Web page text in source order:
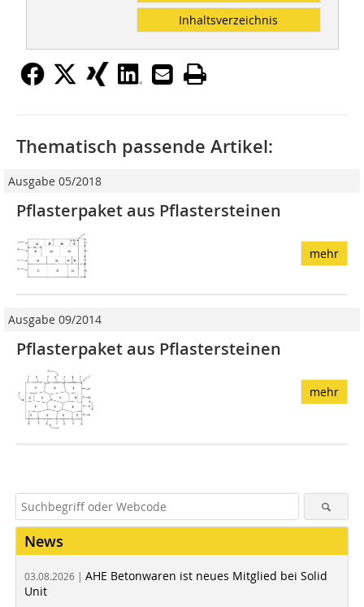
Inhaltsverzeichnis
Thematisch passende Artikel:
Ausgabe 05/2018
Pflasterpaket aus Pflastersteinen
mehr
Ausgabe 09/2014
Pflasterpaket aus Pflastersteinen
mehr
News
03.08.2026 | AHE Betonwaren ist neues Mitglied bei Solid
Unit